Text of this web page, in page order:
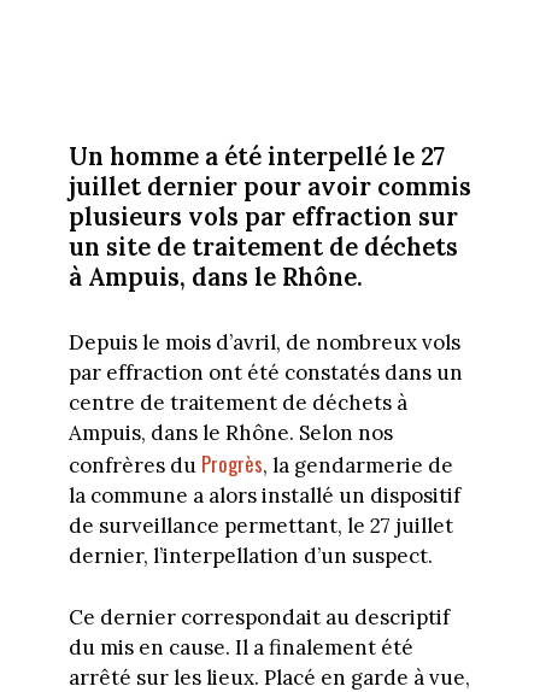
Un homme a été interpellé le 27
juillet dernier pour avoir commis
plusieurs vols par effraction sur
un site de traitement de déchets
à Ampuis, dans le Rhône.
Depuis le mois d’avril, de nombreux vols
par effraction ont été constatés dans un
centre de traitement de déchets à
Ampuis, dans le Rhône. Selon nos
confrères du Progrès, la gendarmerie de
la commune a alors installé un dispositif
de surveillance permettant, le 27 juillet
dernier, l’interpellation d’un suspect.
Ce dernier correspondait au descriptif
du mis en cause. Il a finalement été
arrêté sur les lieux. Placé en garde à vue,